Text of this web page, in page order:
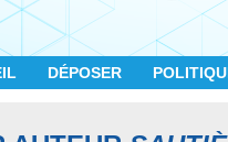
DÉPOSER